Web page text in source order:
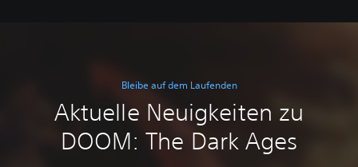
Bleibe auf dem Laufenden
Aktuelle Neuigkeiten zu
DOOM: The Dark Ages